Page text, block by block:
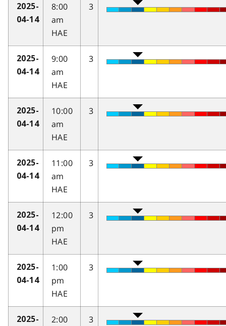
2025-
04-14
8:00
am
HAE
3
2025-
04-14
9:00
am
HAE
3
2025-
04-14
10:00
am
HAE
3
2025-
04-14
11:00
am
HAE
3
2025-
04-14
12:00
pm
HAE
3
2025-
04-14
1:00
pm
HAE
3
2025-
2:00
3